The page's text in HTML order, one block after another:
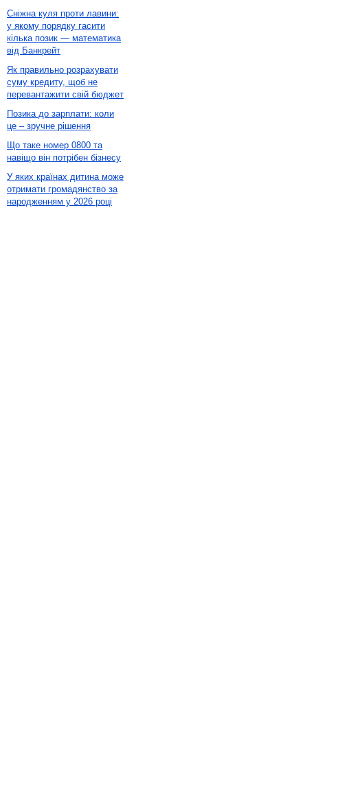
Сніжна куля проти лавини:
у якому порядку гасити
кілька позик — математика
від Банкрейт
Як правильно розрахувати
суму кредиту, щоб не
перевантажити свій бюджет
Позика до зарплати: коли
це – зручне рішення
Що таке номер 0800 та
навіщо він потрібен бізнесу
У яких країнах дитина може
отримати громадянство за
народженням у 2026 році